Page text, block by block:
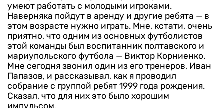
умеют работать с молодыми игроками.
Наверняка пойдут в аренду и другие ребята — в
этом возрасте нужно играть. Мне, кстати, очень
приятно, что одним из основных футболистов
этой команды был воспитанник полтавского и
мариупольского футбола — Виктор Корниенко.
Мне сегодня звонил один из его тренеров, Иван
Папазов, и рассказывал, как я проводил
собрание с группой ребят 1999 года рождения.
Сказал, что для них это было хорошим
импульсом.